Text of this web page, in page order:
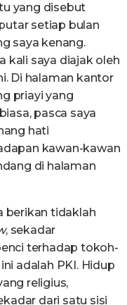
yang disebut
setiap bulan
saya kenang.
kali saya diajak oleh
Di halaman kantor
priayi yang
pasca saya
hati
kawan-kawan
di halaman
berikan tidaklah
, sekadar
terhadap tokoh-
adalah PKI. Hidup
religius,
dari satu sisi